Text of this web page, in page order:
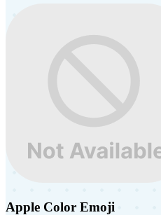
Apple Color Emoji